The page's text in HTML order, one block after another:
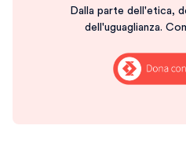
Dalla parte dell'etica,
dell'uguaglianza.